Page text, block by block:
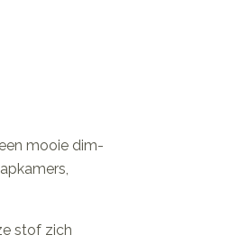
mooie dim-
stof zich